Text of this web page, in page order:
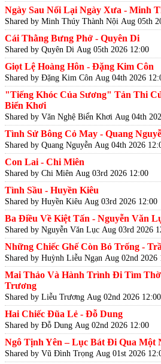
Ngày Sau Nối Lại Ngày Xưa - Minh
Shared by Minh Thúy Thành Nội Aug 05th
Cái Thằng Bưng Phở - Quyên Di
Shared by Quyên Di Aug 05th 2026 12:00
Giọt Lệ Hoàng Hôn - Đặng Kim Côn
Shared by Đặng Kim Côn Aug 04th 2026
"Tiếng Khóc Của Sương" Tản Thi
Biển Khơi
Shared by Văn Nghệ Biển Khơi Aug 04th
Tình Sử Bông Cỏ May - Quang
Shared by Quang Nguyễn Aug 04th 2026
Con Lai - Chi Miên
Shared by Chi Miên Aug 03rd 2026 12:00
Tình Sầu - Huyền Kiêu
Shared by Huyền Kiêu Aug 03rd 2026 12:00
Ba Điều Về Kiệt Tấn - Nguyễn Văn
Shared by Nguyễn Văn Lục Aug 03rd 2026
Những Chiếc Ghế Còn Bỏ Trống -
Shared by Huỳnh Liễu Ngạn Aug 02nd 2026
Mai Thảo Và Hành Trình Đi Tìm
Trương
Shared by Liễu Trương Aug 02nd 2026 12:00
Hai Chiếc Đũa Lẻ - Đỗ Dung
Shared by Đỗ Dung Aug 02nd 2026 12:00
Ngô Tịnh Yên – Lục Bát Đi Qua Một
Shared by Vũ Đình Trọng Aug 01st 2026